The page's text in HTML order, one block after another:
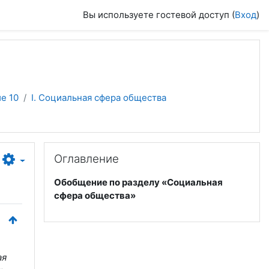
Вы используете гостевой доступ (Вход)
10
I. Социальная сфера общества
Оглавление
Обобщение по разделу «Социальная
сфера общества»